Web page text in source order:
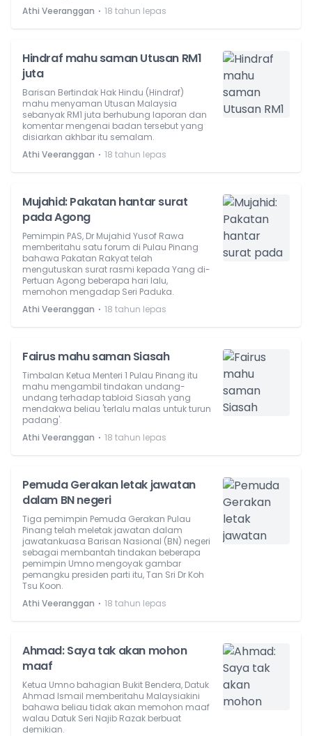
Athi Veeranggan ⋅ 18 tahun lepas
Hindraf mahu saman Utusan RM1
juta
Barisan Bertindak Hak Hindu (Hindraf)
mahu menyaman Utusan Malaysia
sebanyak RM1 juta berhubung laporan dan
komentar mengenai badan tersebut yang
disiarkan akhbar itu semalam.
Athi Veeranggan ⋅ 18 tahun lepas
Mujahid: Pakatan hantar surat
pada Agong
Pemimpin PAS, Dr Mujahid Yusof Rawa
memberitahu satu forum di Pulau Pinang
bahawa Pakatan Rakyat telah
mengutuskan surat rasmi kepada Yang di-
Pertuan Agong beberapa hari lalu,
memohon mengadap Seri Paduka.
Athi Veeranggan ⋅ 18 tahun lepas
Fairus mahu saman Siasah
Timbalan Ketua Menteri 1 Pulau Pinang itu
mahu mengambil tindakan undang-
undang terhadap tabloid Siasah yang
mendakwa beliau 'terlalu malas untuk turun
padang'.
Athi Veeranggan ⋅ 18 tahun lepas
Pemuda Gerakan letak jawatan
dalam BN negeri
Tiga pemimpin Pemuda Gerakan Pulau
Pinang telah meletak jawatan dalam
jawatankuasa Barisan Nasional (BN) negeri
sebagai membantah tindakan beberapa
pemimpin Umno mengoyak gambar
pemangku presiden parti itu, Tan Sri Dr Koh
Tsu Koon.
Athi Veeranggan ⋅ 18 tahun lepas
Ahmad: Saya tak akan mohon
maaf
Ketua Umno bahagian Bukit Bendera, Datuk
Ahmad Ismail memberitahu Malaysiakini
bahawa beliau tidak akan memohon maaf
walau Datuk Seri Najib Razak berbuat
demikian.